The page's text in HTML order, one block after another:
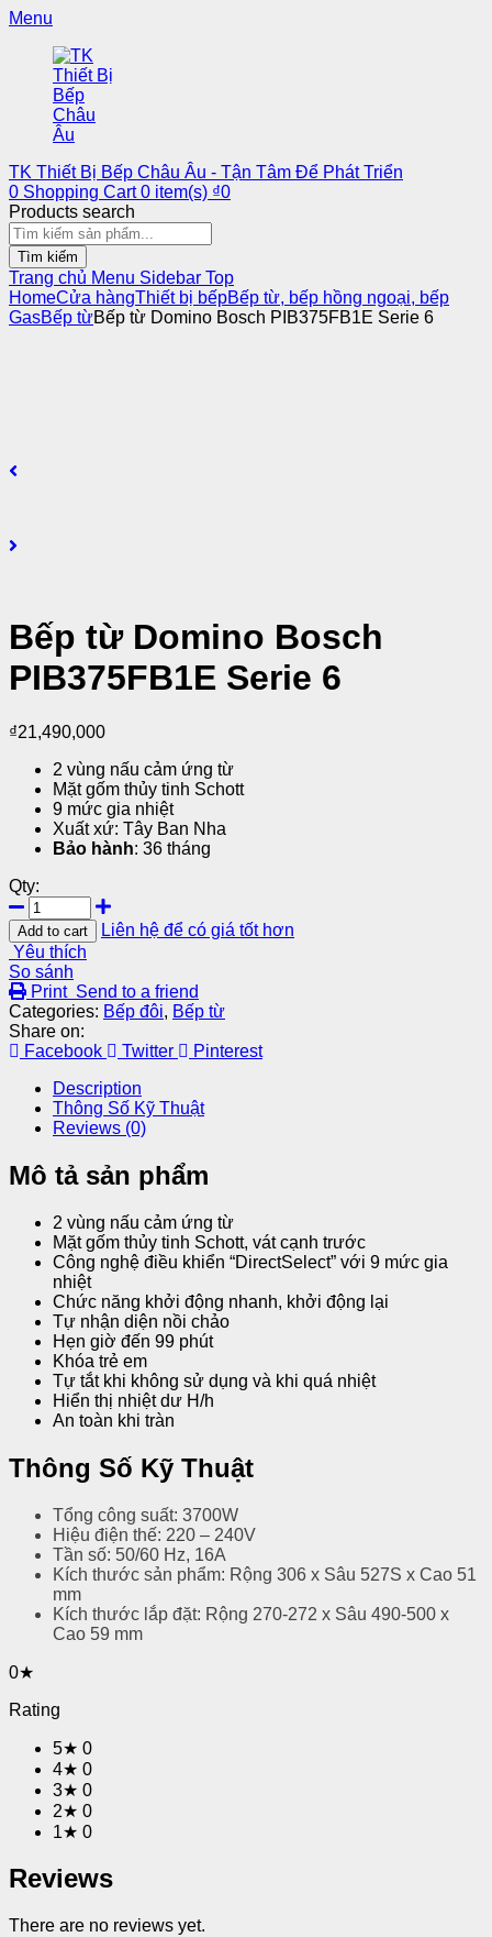
Menu
TK Thiết Bị Bếp Châu Âu - Tận Tâm Để Phát Triển
0 Shopping Cart 0 item(s) ₫0
Products search
Tìm kiếm
Trang chủ Menu Sidebar Top
HomeCửa hàngThiết bị bếpBếp từ, bếp hồng ngoại, bếp
GasBếp từBếp từ Domino Bosch PIB375FB1E Serie 6
Bếp từ Domino Bosch
PIB375FB1E Serie 6
₫21,490,000
2 vùng nấu cảm ứng từ
Mặt gốm thủy tinh Schott
9 mức gia nhiệt
Xuất xứ: Tây Ban Nha
Bảo hành: 36 tháng
Qty:
Add to cart
Liên hệ để có giá tốt hơn
Yêu thích
So sánh
Print Send to a friend
Categories: Bếp đôi, Bếp từ
Share on:
Facebook
Twitter
Pinterest
Description
Thông Số Kỹ Thuật
Reviews (0)
Mô tả sản phẩm
2 vùng nấu cảm ứng từ
Mặt gốm thủy tinh Schott, vát cạnh trước
Công nghệ điều khiển “DirectSelect” với 9 mức gia
nhiệt
Chức năng khởi động nhanh, khởi động lại
Tự nhận diện nồi chảo
Hẹn giờ đến 99 phút
Khóa trẻ em
Tự tắt khi không sử dụng và khi quá nhiệt
Hiển thị nhiệt dư H/h
An toàn khi tràn
Thông Số Kỹ Thuật
Tổng công suất: 3700W
Hiệu điện thế: 220 – 240V
Tần số: 50/60 Hz, 16A
Kích thước sản phẩm: Rộng 306 x Sâu 527S x Cao 51
mm
Kích thước lắp đặt: Rộng 270-272 x Sâu 490-500 x
Cao 59 mm
0★
Rating
5★ 0
4★ 0
3★ 0
2★ 0
1★ 0
Reviews
There are no reviews yet.